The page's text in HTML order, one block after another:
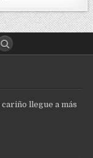
llegue a más